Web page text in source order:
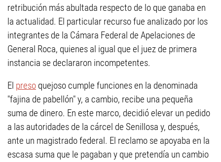
retribución más abultada respecto de lo que ganaba en
la actualidad. El particular recurso fue analizado por los
integrantes de la Cámara Federal de Apelaciones de
General Roca, quienes al igual que el juez de primera
instancia se declararon incompetentes.
El preso quejoso cumple funciones en la denominada
"fajina de pabellón" y, a cambio, recibe una pequeña
suma de dinero. En este marco, decidió elevar un pedido
a las autoridades de la cárcel de Senillosa y, después,
ante un magistrado federal. El reclamo se apoyaba en la
escasa suma que le pagaban y que pretendía un cambio